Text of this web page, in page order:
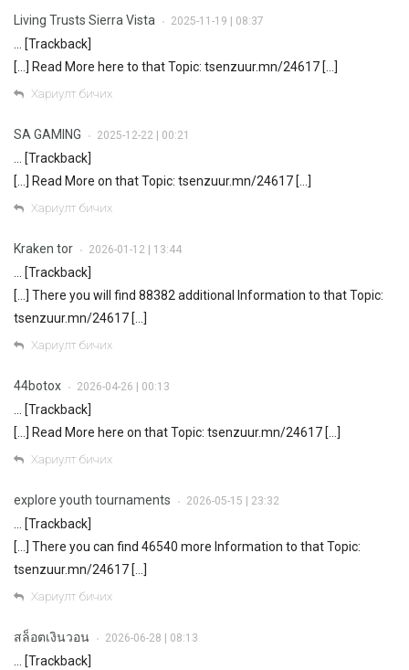
Living Trusts Sierra Vista • 2025-11-19 | 08:37
… [Trackback]
[…] Read More here to that Topic: tsenzuur.mn/24617 […]
Хариулт бичих
SA GAMING • 2025-12-22 | 00:21
… [Trackback]
[…] Read More on that Topic: tsenzuur.mn/24617 […]
Хариулт бичих
Kraken tor • 2026-01-12 | 13:44
… [Trackback]
[…] There you will find 88382 additional Information to that Topic:
tsenzuur.mn/24617 […]
Хариулт бичих
44botox • 2026-04-26 | 00:13
… [Trackback]
[…] Read More here on that Topic: tsenzuur.mn/24617 […]
Хариулт бичих
explore youth tournaments • 2026-05-15 | 23:32
… [Trackback]
[…] There you can find 46540 more Information to that Topic:
tsenzuur.mn/24617 […]
Хариулт бичих
สล็อตเงินวอน • 2026-06-28 | 08:13
… [Trackback]